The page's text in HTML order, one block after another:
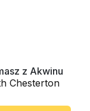
z Akwinu
Chesterton